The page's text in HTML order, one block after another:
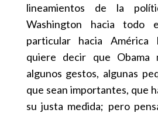
lineamientos de la
Washington hacia todo
particular hacia América
quiere decir que Obama
algunos gestos, algunas
que sean importantes, que
su justa medida; pero